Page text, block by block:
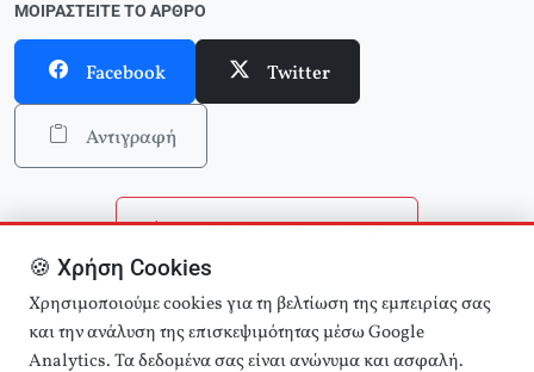
ΜΟΙΡΑΣΤΕΊΤΕ ΤΟ ΆΡΘΡΟ
Facebook Twitter
Αντιγραφή
Επιστροφή στην αρχική
Αναζήτηση άρθρων
🍪 Χρήση Cookies
Χρησιμοποιούμε cookies για τη βελτίωση της εμπειρίας σας
και την ανάλυση της επισκεψιμότητας μέσω Google
Analytics. Τα δεδομένα σας είναι ανώνυμα και ασφαλή.